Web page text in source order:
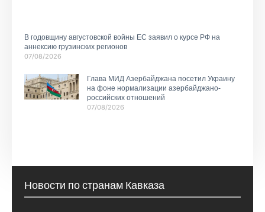
В годовщину августовской войны ЕС заявил о курсе РФ на
аннексию грузинских регионов
07/08/2026
Глава МИД Азербайджана посетил Украину
на фоне нормализации азербайджано-
российских отношений
07/08/2026
Новости по странам Кавказа